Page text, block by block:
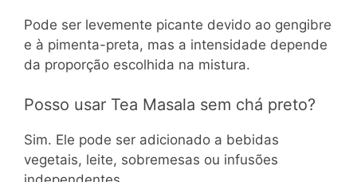
Pode ser levemente picante devido ao gengibre
e à pimenta-preta, mas a intensidade depende
da proporção escolhida na mistura.
Posso usar Tea Masala sem chá preto?
Sim. Ele pode ser adicionado a bebidas
vegetais, leite, sobremesas ou infusões